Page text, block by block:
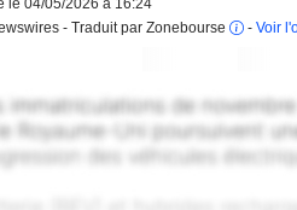
le 04/05/2026 à 16:24
- Traduit par Zonebourse
- Voir